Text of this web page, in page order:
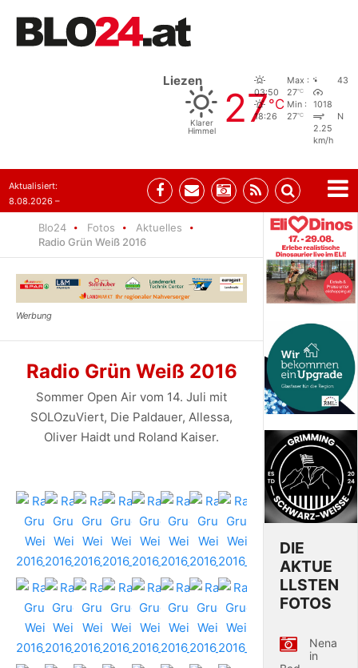
Liezen
Klarer
Himmel
27°C
03:50
18:26
Max :
27°C
Min :
27°C
43
1018
N
2.25
km/h
Aktualisiert:
8.08.2026 –
Blo24 Fotos
Aktuelles
Radio Grün Weiß 2016
Radio Grün Weiß 2016
Sommer Open Air vom 14. Juli mit
SOLOzuViert, Die Paldauer, Allessa,
Oliver Haidt und Roland Kaiser.
DIE
AKTUE
LLSTEN
FOTOS
Nena
in